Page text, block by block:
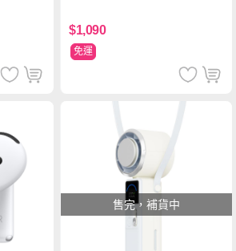
$1,090
免運
售完，補貨中